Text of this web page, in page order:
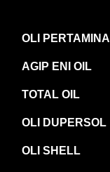
OLI PERTAMINA
AGIP ENI OIL
TOTAL OIL
OLI DUPERSOL
OLI SHELL